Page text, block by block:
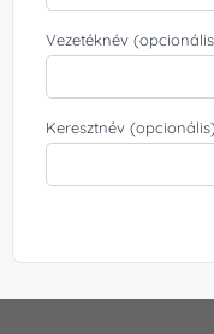
Vezetéknév
Keresztnév